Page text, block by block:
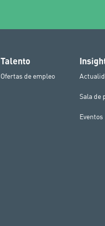
Talento
Ofertas de empleo
Sala de
Eventos